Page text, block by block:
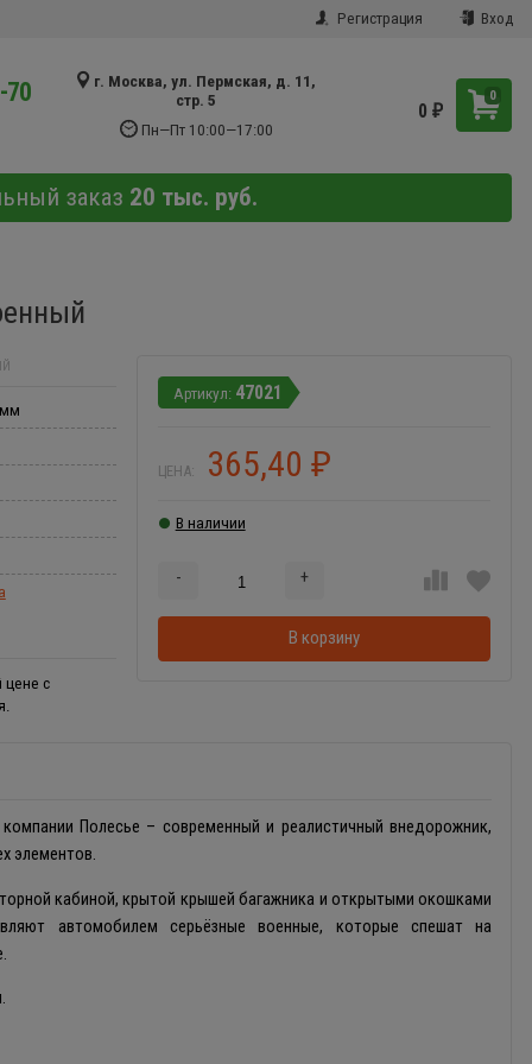
Регистрация Вход
70
г. Москва, ул. Пермская, д. 11,
стр. 5
Пн—Пт 10:00—17:00
0
0₽
заказ 20 тыс. руб.
47021
ЦЕНА: 365,40₽
В наличии
- +
В корзину
цене с
Полесье – современный и реалистичный внедорожник,
элементов.
кабиной, крытой крышей багажника и открытыми окошками
автомобилем серьёзные военные, которые спешат на